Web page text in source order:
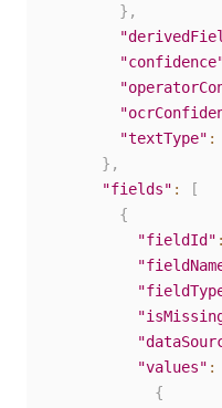
} ,
"textType" :
} ,
"fields" :
[
{
"fieldId" :
"values" :
{